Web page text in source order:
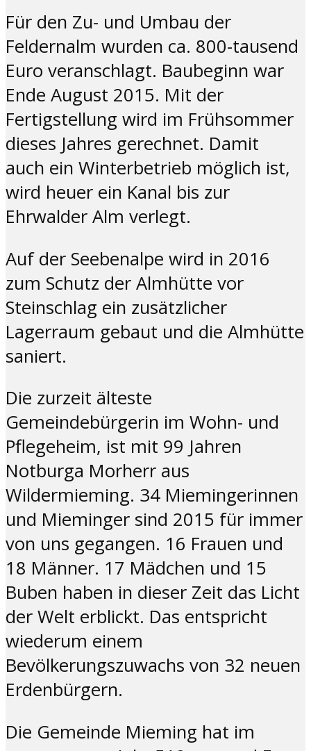
Für den Zu- und Umbau der
Feldernalm wurden ca. 800-tausend
Euro veranschlagt. Baubeginn war
Ende August 2015. Mit der
Fertigstellung wird im Frühsommer
dieses Jahres gerechnet. Damit
auch ein Winterbetrieb möglich ist,
wird heuer ein Kanal bis zur
Ehrwalder Alm verlegt.
Auf der Seebenalpe wird in 2016
zum Schutz der Almhütte vor
Steinschlag ein zusätzlicher
Lagerraum gebaut und die Almhütte
saniert.
Die zurzeit älteste
Gemeindebürgerin im Wohn- und
Pflegeheim, ist mit 99 Jahren
Notburga Morherr aus
Wildermieming. 34 Miemingerinnen
und Mieminger sind 2015 für immer
von uns gegangen. 16 Frauen und
18 Männer. 17 Mädchen und 15
Buben haben in dieser Zeit das Licht
der Welt erblickt. Das entspricht
wiederum einem
Bevölkerungszuwachs von 32 neuen
Erdenbürgern.
Die Gemeinde Mieming hat im